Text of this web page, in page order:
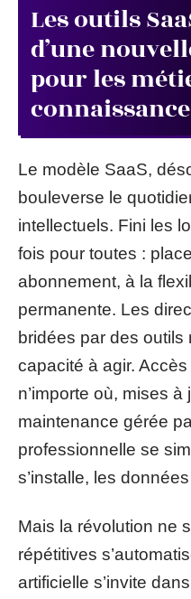
Les outils
d’une
pour les
Le modèle SaaS,
bouleverse le
intellectuels. Fini les
fois pour toutes :
abonnement, à la
permanente. Les
bridées par des
capacité à agir.
n’importe où, mises
maintenance gérée
professionnelle se
s’installe, les
Mais la révolution ne
répétitives
artificielle s’invite